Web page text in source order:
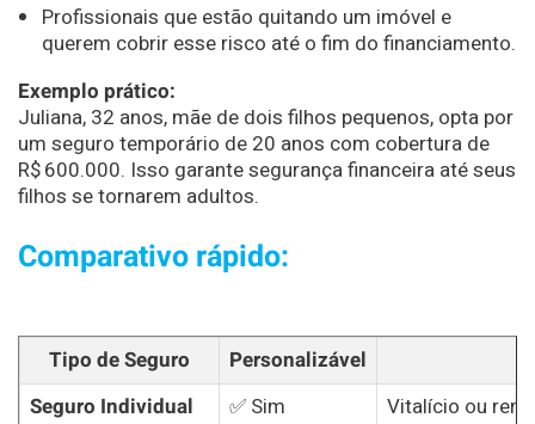
Profissionais que estão quitando um imóvel e
querem cobrir esse risco até o fim do financiamento.
Exemplo prático:
Juliana, 32 anos, mãe de dois filhos pequenos, opta por
um seguro temporário de 20 anos com cobertura de
R$ 600.000. Isso garante segurança financeira até seus
filhos se tornarem adultos.
Comparativo rápido:
Tipo de Seguro
Personalizável
Seguro Individual
✅ Sim
Vitalício ou